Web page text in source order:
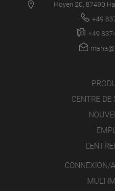
Hoyen 20, 87490
+49
+49
CENTRE DE
CONNEXION/